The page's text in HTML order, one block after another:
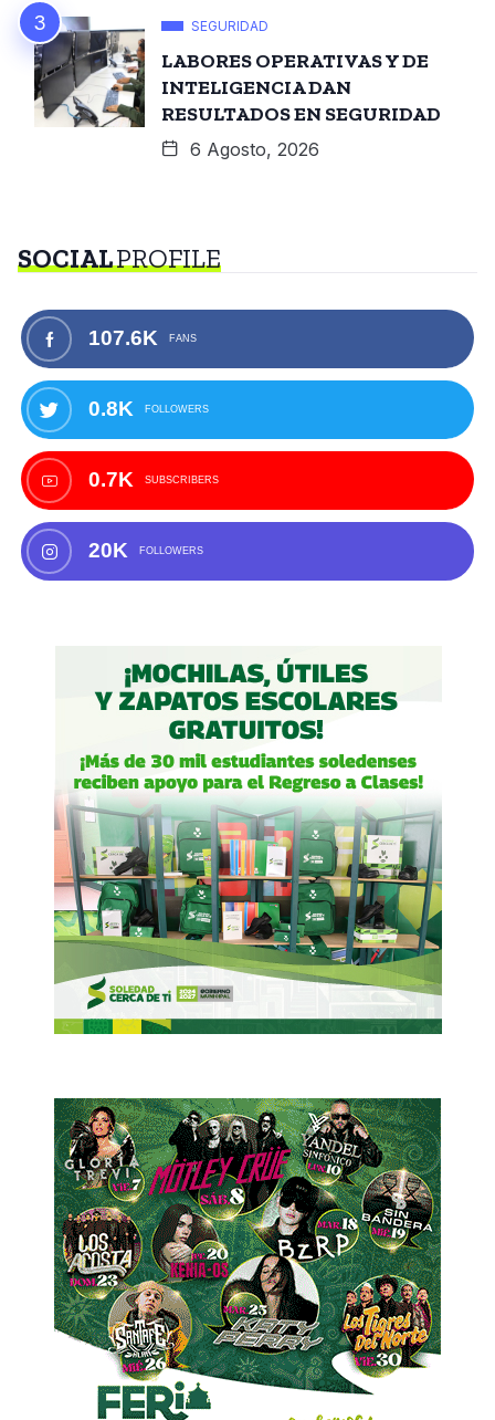
SEGURIDAD
LABORES OPERATIVAS Y DE
INTELIGENCIA DAN
RESULTADOS EN SEGURIDAD
6 Agosto, 2026
SOCIALPROFILE
107.6K FANS
0.8K FOLLOWERS
0.7K SUBSCRIBERS
20K FOLLOWERS